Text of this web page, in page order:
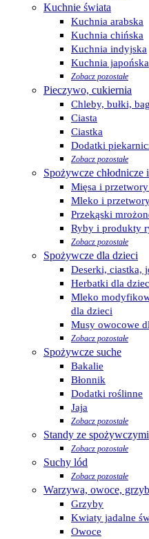
Kuchnie świata
Kuchnia arabska
Kuchnia chińska
Kuchnia indyjska
Kuchnia japońska
Zobacz pozostałe
Pieczywo, cukiernia
Chleby, bułki,
Ciasta
Ciastka
Dodatki
Zobacz pozostałe
Spożywcze chłodnicze
Mięsa i
Mleko i
Przekąski
Ryby i produkty
Zobacz pozostałe
Spożywcze dla dzieci
Deserki, ciastka,
Herbatki dla
Mleko
dla dzieci
Musy owocowe
Zobacz pozostałe
Spożywcze suche
Bakalie
Błonnik
Dodatki roślinne
Jaja
Zobacz pozostałe
Standy ze spożywczymi
Zobacz pozostałe
Suchy lód
Zobacz pozostałe
Warzywa, owoce,
Grzyby
Kwiaty jadalne
Owoce